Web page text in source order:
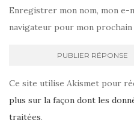
Enregistrer mon nom, mon e-
navigateur pour mon prochain
Ce site utilise Akismet pour
plus sur la façon dont les
traitées.